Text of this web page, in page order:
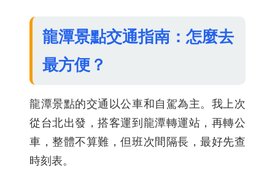
龍潭景點交通指南：怎麼去
最方便？
龍潭景點的交通以公車和自駕為主。我上次
從台北出發，搭客運到龍潭轉運站，再轉公
車，整體不算難，但班次間隔長，最好先查
時刻表。